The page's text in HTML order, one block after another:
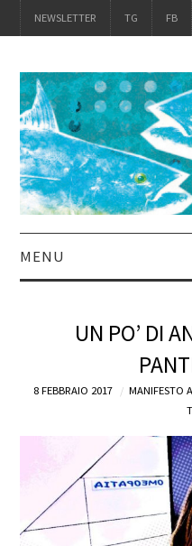
NEWSLETTER TG FB
MENU
IL LIBRO
ACQUISTALO
DEFINIZIONI
BLOG
UN PO’ DI
8 FEBBRAIO 2017 MANIFESTO